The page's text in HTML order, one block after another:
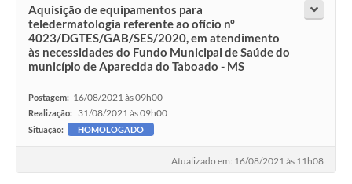
Aquisição de equipamentos para
teledermatologia referente ao ofício nº
4023/DGTES/GAB/SES/2020, em atendimento
às necessidades do Fundo Municipal de Saúde do
município de Aparecida do Taboado - MS
Postagem: 16/08/2021 às 09h00
Realização: 31/08/2021 às 09h00
Situação: HOMOLOGADO
Atualizado em: 16/08/2021 às 11h08